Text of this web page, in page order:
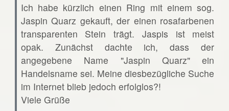
Ich habe kürzlich einen Ring mit einem sog.
Jaspin Quarz gekauft, der einen rosafarbenen
transparenten Stein trägt. Jaspis ist meist
opak. Zunächst dachte ich, dass der
angegebene Name "Jaspin Quarz" ein
Handelsname sei. Meine diesbezügliche Suche
im Internet blieb jedoch erfolglos?!
Viele Grüße